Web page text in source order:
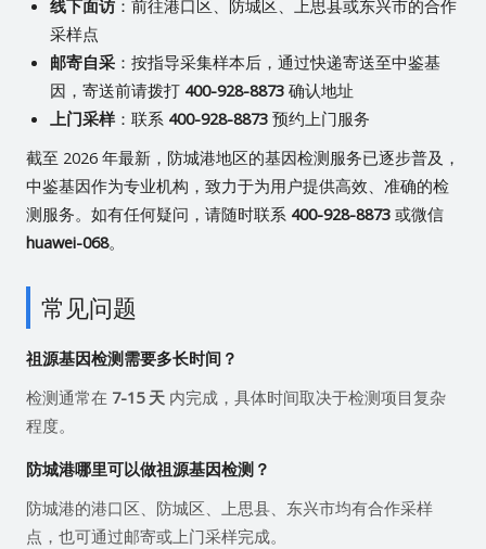
线下面访：前往港口区、防城区、上思县或东兴市的合作
采样点
邮寄自采：按指导采集样本后，通过快递寄送至中鉴基
因，寄送前请拨打 400-928-8873确认地址
上门采样：联系 400-928-8873预约上门服务
截至 2026 年最新，防城港地区的基因检测服务已逐步普及，
中鉴基因作为专业机构，致力于为用户提供高效、准确的检
测服务。如有任何疑问，请随时联系 400-928-8873或微信
huawei-068。
常见问题
祖源基因检测需要多长时间？
检测通常在 7-15 天内完成，具体时间取决于检测项目复杂
程度。
防城港哪里可以做祖源基因检测？
防城港的港口区、防城区、上思县、东兴市均有合作采样
点，也可通过邮寄或上门采样完成。